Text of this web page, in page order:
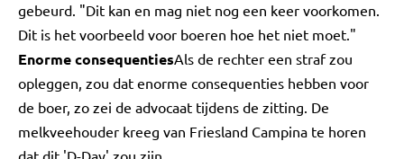
gebeurd. "Dit kan en mag niet nog een keer voorkomen.
Dit is het voorbeeld voor boeren hoe het niet moet."
Enorme consequentiesAls de rechter een straf zou
opleggen, zou dat enorme consequenties hebben voor
de boer, zo zei de advocaat tijdens de zitting. De
melkveehouder kreeg van Friesland Campina te horen
dat dit 'D-Day' zou zijn.